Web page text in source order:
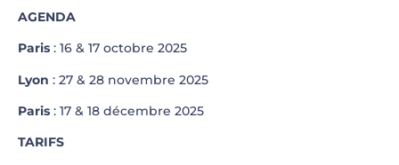
AGENDA
Paris : 16 & 17 octobre 2025
Lyon : 27 & 28 novembre 2025
Paris : 17 & 18 décembre 2025
TARIFS